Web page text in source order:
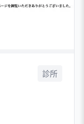
診所